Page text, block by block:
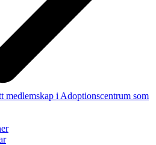
medlemskap i Adoptionscentrum som